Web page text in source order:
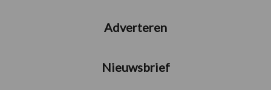
Adverteren
Nieuwsbrief